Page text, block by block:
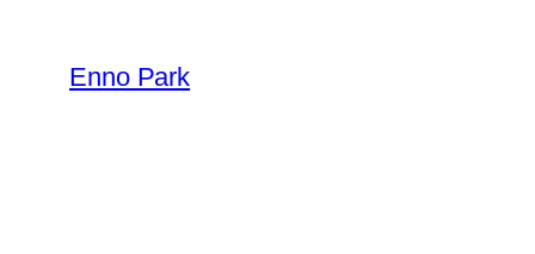
Inhalt
springen
Enno Park